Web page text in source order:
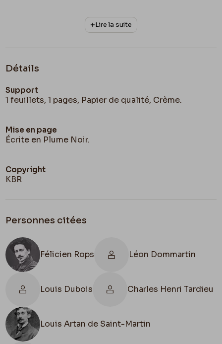
Lire la suite
Détails
Support
1 feuillets, 1 pages, Papier de qualité, Crème.
Mise en page
Écrite en Plume Noir.
Copyright
KBR
Personnes citées
Félicien Rops Léon Dommartin
Louis Dubois Charles Henri Tardieu
Louis Artan de Saint-Martin